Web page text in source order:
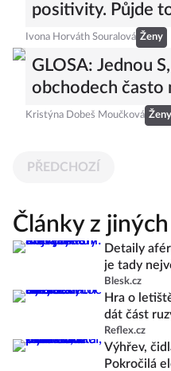
positivity. Půjde
Ivona Horváth Souralová Ženy
GLOSA: Jednou
obchodech často
Kristýna Dobeš Moučková Ženy
PŘEDCHOZÍ
Články z
Detaily
je tady
Blesk.cz
Hra o
dát část
Reflex.cz
Výhřev,
Pokročilá